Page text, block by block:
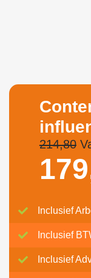
214,80
Inclusief
Inclusief
Inclusief